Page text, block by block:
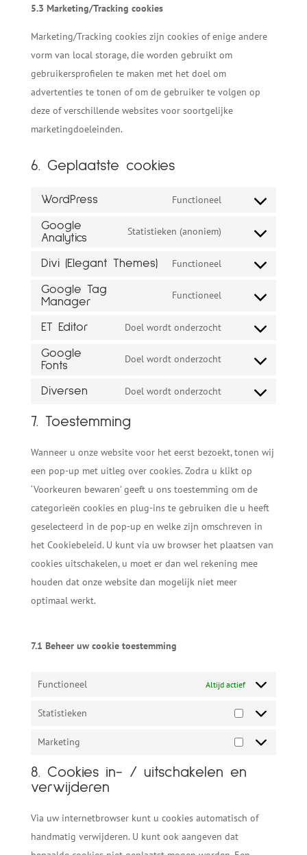
5.3 Marketing/Tracking cookies
Marketing/Tracking cookies zijn cookies of enige andere
vorm van local storage, die worden gebruikt om
gebruikersprofielen te maken met het doel om
advertenties te tonen of om de gebruiker te volgen op
deze of verschillende websites voor soortgelijke
marketingdoeleinden.
6. Geplaatste cookies
WordPress Functioneel
Consent
wordpress
Google
Analytics
Statistieken (anoniem)
Consent
google-
Divi (Elegant Themes) Functioneel
Consent
themes)
Google Tag
Manager
Functioneel
Consent
google-
manager
ET Editor Doel wordt onderzocht
Consent
Google
Fonts
Doel wordt onderzocht
Consent
Diversen Doel wordt onderzocht
Consent
diversen
7. Toestemming
Wanneer u onze website voor het eerst bezoekt, tonen wij
een pop-up met uitleg over cookies. Zodra u klikt op
‘Voorkeuren bewaren’ geeft u ons toestemming om de
categorieën cookies en plug-ins te gebruiken die u heeft
geselecteerd in de pop-up en welke zijn omschreven in
het Cookiebeleid. U kunt via uw browser het plaatsen van
cookies uitschakelen, u moet er dan wel rekening mee
houden dat onze website dan mogelijk niet meer
optimaal werkt.
7.1 Beheer uw cookie toestemming
Functioneel Altijd actief
Statistieken
Marketing
8. Cookies in- / uitschakelen en
verwijderen
Via uw internetbrowser kunt u cookies automatisch of
handmatig verwijderen. U kunt ook aangeven dat